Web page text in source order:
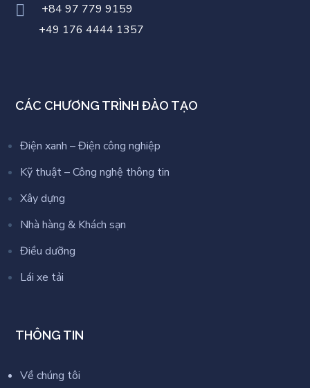
+84 97 779 9159
+49 176 4444 1357
CÁC CHƯƠNG TRÌNH ĐÀO TẠO
Điện xanh – Điện công nghiệp
Kỹ thuật – Công nghệ thông tin
Xây dựng
Nhà hàng & Khách sạn
Điều dưỡng
Lái xe tải
THÔNG TIN
Về chúng tôi